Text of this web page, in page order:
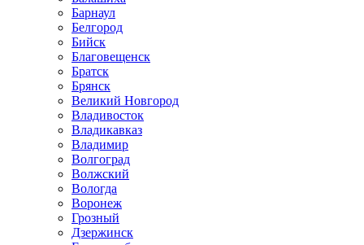
Барнаул
Белгород
Бийск
Благовещенск
Братск
Брянск
Великий Новгород
Владивосток
Владикавказ
Владимир
Волгоград
Волжский
Вологда
Воронеж
Грозный
Дзержинск